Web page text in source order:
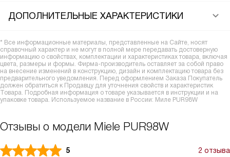
ДОПОЛНИТЕЛЬНЫЕ ХАРАКТЕРИСТИКИ
* Все информационные материалы, представленные на Сайте, носят
справочный характер и не могут в полной мере передавать достоверную
информацию о свойствах, комплектации и характеристиках товара, включая
цвета, размеры и формы. Фирма-производитель оставляет за собой право
на внесение изменений в конструкцию, дизайн и комплектацию товара без
предварительного уведомления. Перед оформлением Заказа Покупатель
должен обратиться к Продавцу для уточнения свойств и характеристик
Товара. Подробная информация о товаре указывается в инструкции и на
упаковке товара. Используемое название в России: Миле PUR98W
Отзывы о модели Miele PUR98W
5 2 отзыва